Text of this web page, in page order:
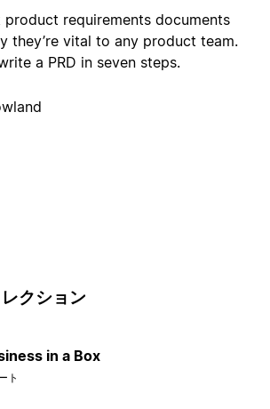
product requirements documents
they’re vital to any product team.
a PRD in seven steps.
クション
in a Box
ト